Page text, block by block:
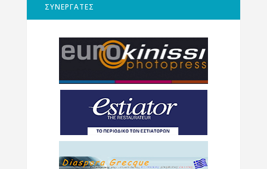
ΣΥΝΕΡΓΑΤΕΣ